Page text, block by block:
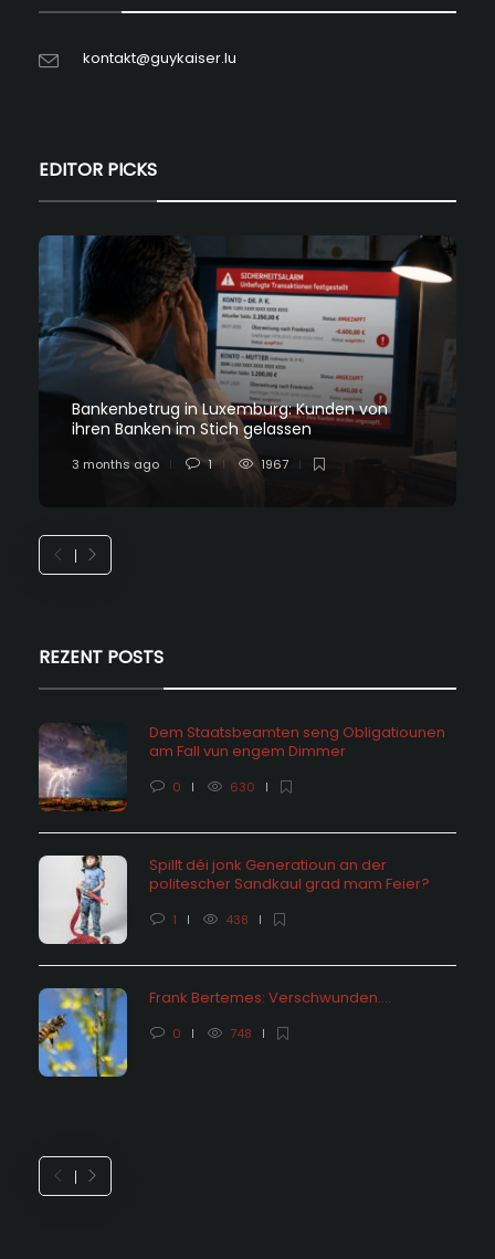
kontakt@guykaiser.lu
EDITOR PICKS
Bankenbetrug in Luxemburg: Kunden von
ihren Banken im Stich gelassen
3 months ago 1 1967
REZENT POSTS
Dem Staatsbeamten seng Obligatiounen
am Fall vun engem Dimmer
0 630
Spillt déi jonk Generatioun an der
politescher Sandkaul grad mam Feier?
1 438
Frank Bertemes: Verschwunden….
0 748